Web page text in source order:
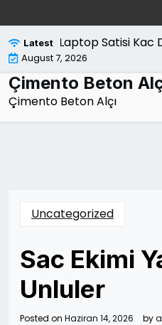
to
content
LatestLaptop Satisi Kac
August 7, 2026
Çimento Beton
Çimento Beton Alçı
Uncategorized
Sac Ekimi
Unluler
Posted on Haziran 14, 2026 by